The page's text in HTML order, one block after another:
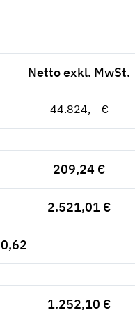
Netto exkl. MwSt.
44.824,-- €
209,24 €
2.521,01 €
0,62
1.252,10 €